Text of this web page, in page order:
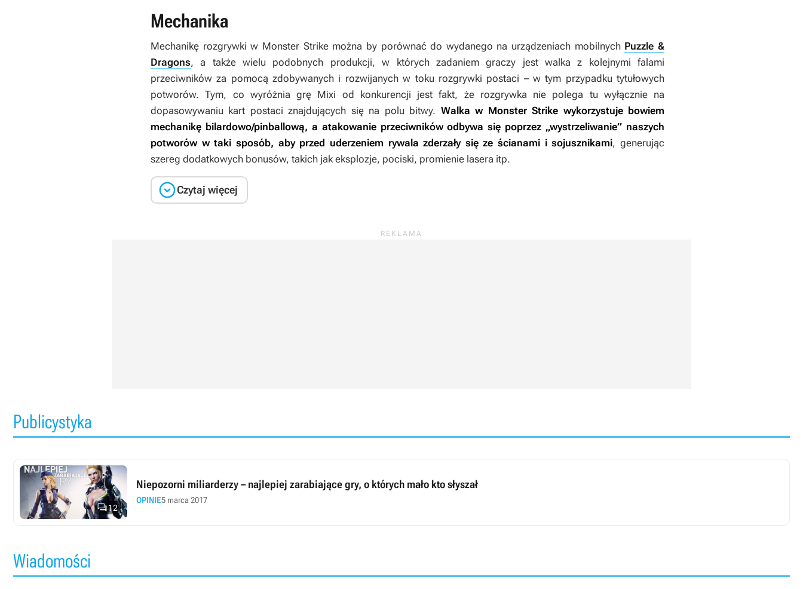
Mechanika
Mechanikę rozgrywki w Monster Strikemożna by porównać do wydanego na urządzeniach mobilnych Puzzle &
Dragons, a także wielu podobnych produkcji, w których zadaniem graczy jest walka z kolejnymi falami
przeciwników za pomocą zdobywanych i rozwijanych w toku rozgrywki postaci – w tym przypadku tytułowych
potworów. Tym, co wyróżnia grę Mixi od konkurencji jest fakt, że rozgrywka nie polega tu wyłącznie na
dopasowywaniu kart postaci znajdujących się na polu bitwy. Walka w Monster Strike wykorzystuje bowiem
mechanikę bilardowo/pinballową, a atakowanie przeciwników odbywa się poprzez „wystrzeliwanie” naszych
potworów w taki sposób, aby przed uderzeniem rywala zderzały się ze ścianami i sojusznikami, generując
szereg dodatkowych bonusów, takich jak eksplozje, pociski, promienie lasera itp.
Czytaj więcej
Publicystyka
12
Niepozorni miliarderzy – najlepiej zarabiające gry, o których mało kto słyszał
OPINIE5 marca 2017
Wiadomości